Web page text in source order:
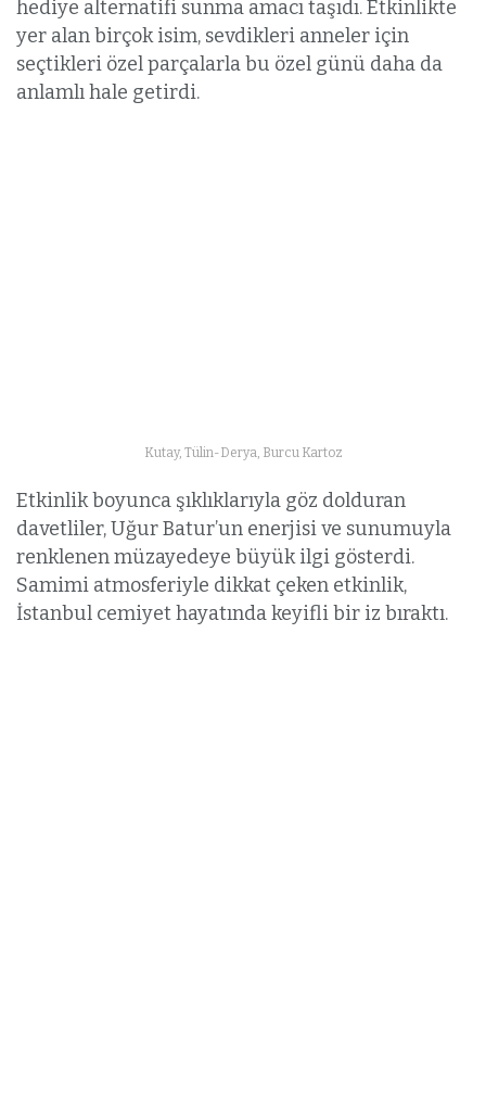
hediye alternatifi sunma amacı taşıdı. Etkinlikte
yer alan birçok isim, sevdikleri anneler için
seçtikleri özel parçalarla bu özel günü daha da
anlamlı hale getirdi.
Kutay, Tülin-Derya, Burcu Kartoz
Etkinlik boyunca şıklıklarıyla göz dolduran
davetliler, Uğur Batur’un enerjisi ve sunumuyla
renklenen müzayedeye büyük ilgi gösterdi.
Samimi atmosferiyle dikkat çeken etkinlik,
İstanbul cemiyet hayatında keyifli bir iz bıraktı.